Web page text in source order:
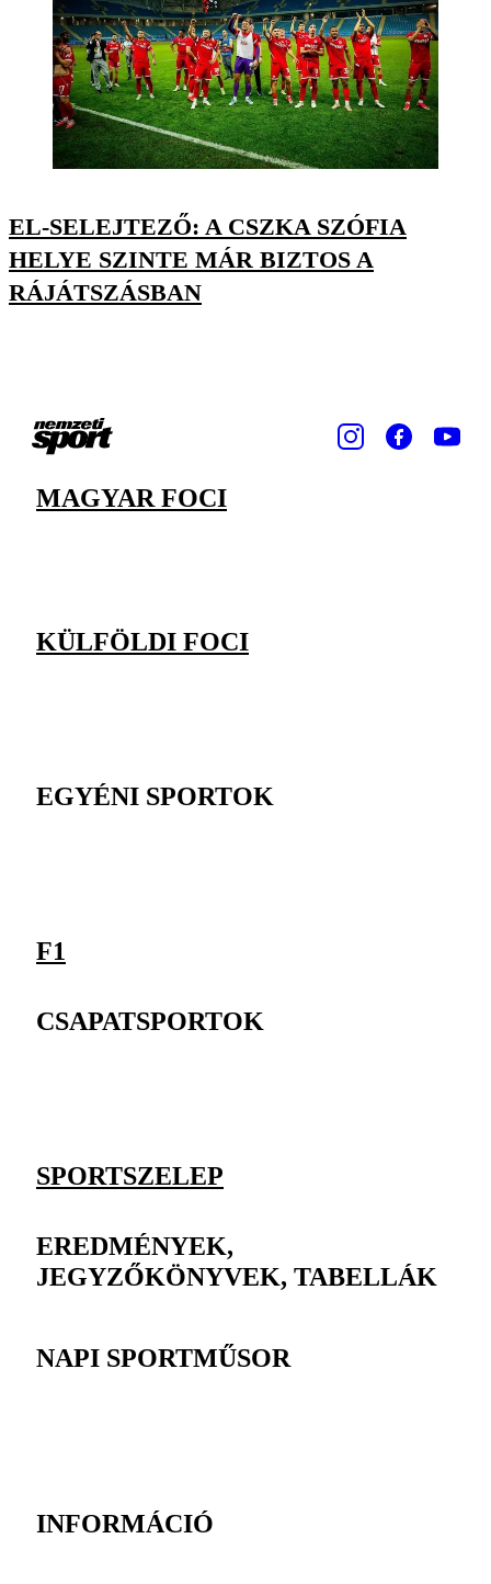
EL-SELEJTEZŐ: A CSZKA SZÓFIA
HELYE SZINTE MÁR BIZTOS A
RÁJÁTSZÁSBAN
MAGYAR FOCI
KÜLFÖLDI FOCI
EGYÉNI SPORTOK
F1
CSAPATSPORTOK
SPORTSZELEP
EREDMÉNYEK,
JEGYZŐKÖNYVEK, TABELLÁK
NAPI SPORTMŰSOR
INFORMÁCIÓ